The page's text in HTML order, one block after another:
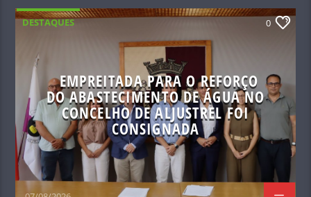
DESTAQUES 0
EMPREITADA PARA O REFORÇO
DO ABASTECIMENTO DE ÁGUA NO
CONCELHO DE ALJUSTREL FOI
CONSIGNADA